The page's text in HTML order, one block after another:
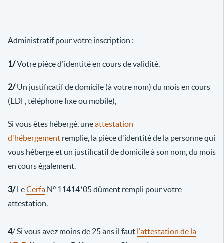
Administratif pour votre inscription :
1/Votre pièce d'identité en cours de validité,
2/Un justificatif de domicile (à votre nom) du mois en cours
(EDF, téléphone fixe ou mobile),
Si vous êtes hébergé, uneattestation
d'hébergement remplie, la pièce d'identité de la personne qui
vous héberge et un justificatif de domicile à son nom, du mois
en cours également.
3/LeCerfa N° 11414*05 dûment rempli pour votre
attestation.
4/ Si vous avez moins de 25 ans il faut l'attestation de la